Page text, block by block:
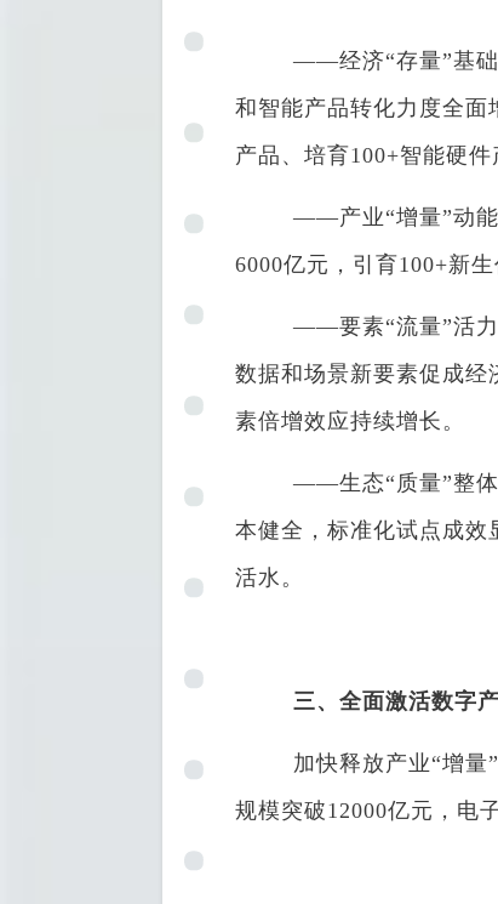
——经济“存量”基础能
和智能产品转化力度全面
产品、培育100+智能硬件
——产业“增量”动能全
6000亿元，引育100+新
——要素“流量”活力迸
数据和场景新要素促成经
素倍增效应持续增长。
——生态“质量”整体跃
本健全，标准化试点成效
活水。
三、全面激活数字
加快释放产业“增量”
规模突破12000亿元，电